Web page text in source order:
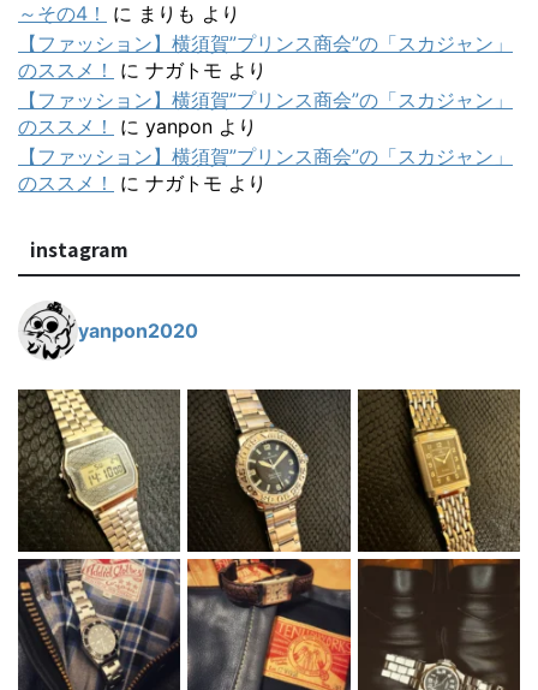
～その4！
に まりも より
【ファッション】横須賀”プリンス商会”の「スカジャン」
のススメ！
に ナガトモ より
【ファッション】横須賀”プリンス商会”の「スカジャン」
のススメ！
に yanpon より
【ファッション】横須賀”プリンス商会”の「スカジャン」
のススメ！
に ナガトモ より
instagram
yanpon2020